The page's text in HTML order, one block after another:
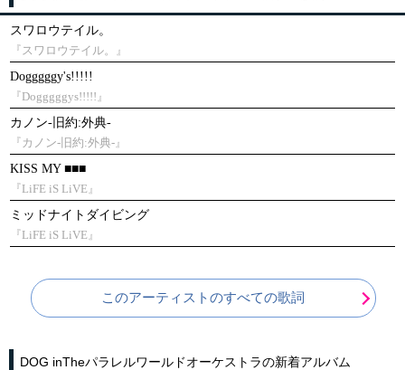
スワロウテイル。
『スワロウテイル。』
Dogggggy's!!!!!
『Dogggggys!!!!!』
カノン-旧約:外典-
『カノン-旧約:外典-』
KISS MY ■■■
『LiFE iS LiVE』
ミッドナイトダイビング
『LiFE iS LiVE』
このアーティストのすべての歌詞
DOG inTheパラレルワールドオーケストラの新着アルバム